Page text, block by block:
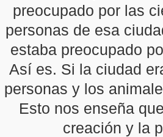
preocupado por las
personas de esa
estaba preocupado
Así es. Si la ciudad
personas y los
Esto nos enseña
creación y la